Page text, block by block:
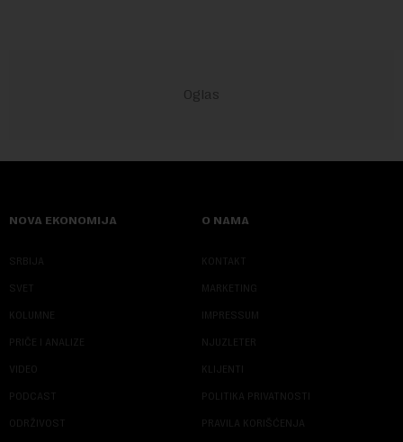
NOVA EKONOMIJA
SRBIJA
SVET
KOLUMNE
PRIČE I ANALIZE
VIDEO
PODCAST
ODRŽIVOST
O NAMA
KONTAKT
MARKETING
IMPRESSUM
NJUZLETER
KLIJENTI
POLITIKA PRIVATNOSTI
PRAVILA KORIŠĆENJA